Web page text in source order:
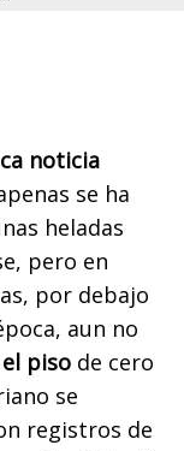
noticia
se ha
heladas
pero en
por debajo
aun no
piso de cero
se
registros de